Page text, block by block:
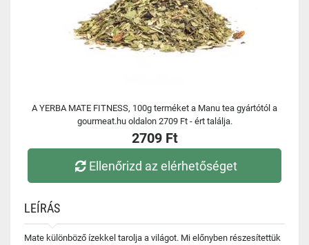
A YERBA MATE FITNESS, 100g terméket a Manu tea gyártótól a
gourmeat.hu oldalon 2709 Ft - ért találja.
2709 Ft
Ellenőrizd az elérhetőséget
LEÍRÁS
Mate különböző ízekkel tarolja a világot. Mi előnyben részesítettük